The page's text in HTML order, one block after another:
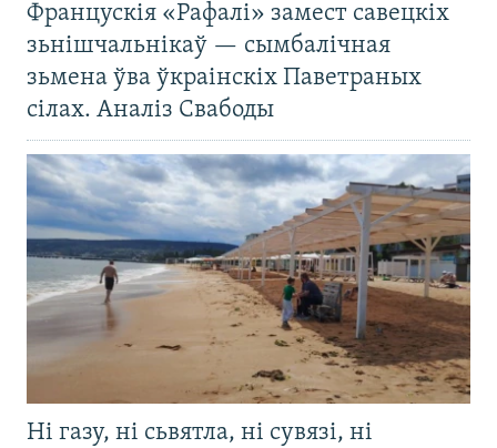
Францускія «Рафалі» замест савецкіх
зьнішчальнікаў — сымбалічная
зьмена ўва ўкраінскіх Паветраных
сілах. Аналіз Свабоды
Ні газу, ні сьвятла, ні сувязі, ні